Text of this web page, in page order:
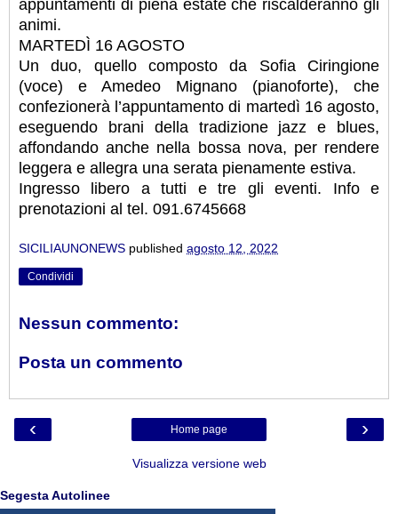
appuntamenti di piena estate che riscalderanno gli
animi.
MARTEDÌ 16 AGOSTO
Un duo, quello composto da Sofia Ciringione
(voce) e Amedeo Mignano (pianoforte), che
confezionerà l’appuntamento di martedì 16 agosto,
eseguendo brani della tradizione jazz e blues,
affondando anche nella bossa nova, per rendere
leggera e allegra una serata pienamente estiva.
Ingresso libero a tutti e tre gli eventi. Info e
prenotazioni al tel. 091.6745668
SICILIAUNONEWS published agosto 12, 2022
Condividi
Nessun commento:
Posta un commento
‹ ›
Home page
Visualizza versione web
Segesta Autolinee